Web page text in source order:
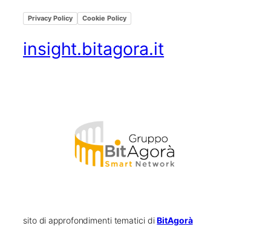
Privacy Policy Cookie Policy
insight.bitagora.it
sito di approfondimenti tematici diBitAgorà